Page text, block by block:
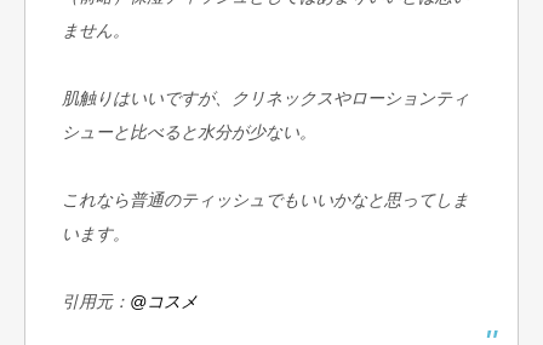
ません。
肌触りはいいですが、クリネックスやローションティ
シューと比べると水分が少ない。
これなら普通のティッシュでもいいかなと思ってしま
います。
引用元： @コスメ